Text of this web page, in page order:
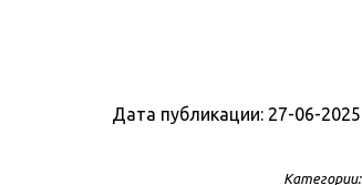
Дата публикации: 27-06-2025
Категории: